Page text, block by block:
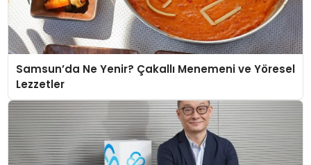
Samsun’da Ne Yenir? Çakallı Menemeni ve Yöresel
Lezzetler